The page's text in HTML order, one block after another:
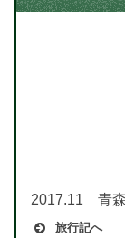
2017.11 青森
旅行記へ